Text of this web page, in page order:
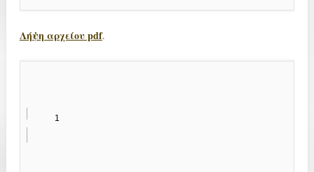
Λήψη αρχείου pdf.